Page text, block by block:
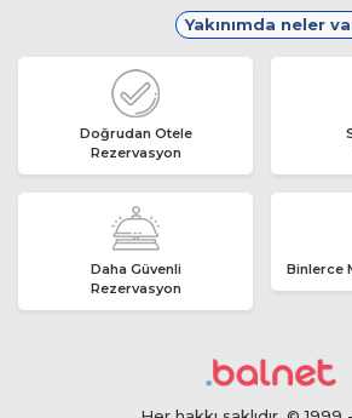
Yakınımda neler
Doğrudan Otele
Rezervasyon
Daha Güvenli
Rezervasyon
Binlerce